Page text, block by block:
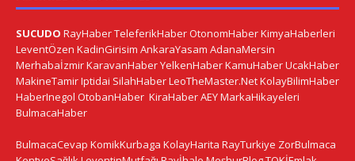
SUCUDO RayHaberTeleferikHaberOtonomHaberKimyaHaberleri
LeventÖzen KadinGirisim AnkaraYasam AdanaMersin
MerhabaİzmirKaravanHaberYelkenHaberKamuHaberUcakHaber
MakineTamirIptidai SilahHaberLeoTheMaster.NetKolayBilimHaber
HaberInegol OtobanHaber KiraHaberAEYMarkaHikayeleri
BulmacaHaber
BulmacaCevap KomikKurbaga KolayHarita RayTurkiye ZorBulmaca